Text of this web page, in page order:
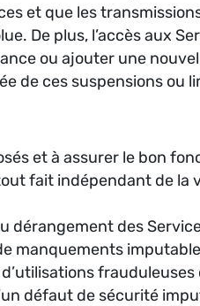
et que les
De plus, l’accès aux
ou ajouter une
de ces suspensions ou
et à assurer le bon
fait indépendant de la
des
défaut de sécurité